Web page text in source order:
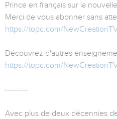
Prince en français sur la
Merci de vous abonner sans
https://topc.com/
Découvrez d'autres
https://topc.com/
---------
Avec plus de deux décennies